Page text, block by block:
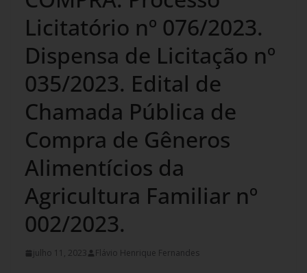
Licitatório nº 076/2023.
Dispensa de Licitação nº
035/2023. Edital de
Chamada Pública de
Compra de Gêneros
Alimentícios da
Agricultura Familiar nº
002/2023.
julho 11, 2023 Flávio Henrique Fernandes